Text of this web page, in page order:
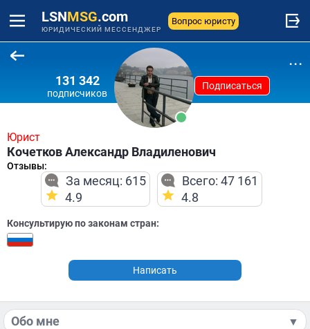
LSNMSG.com
ЮРИДИЧЕСКИЙ МЕССЕНДЖЕР
Вопрос юристу
131 342
подписчиков
Подписаться
...
Юрист
Кочетков Александр Владиленович
Отзывы:
За месяц: 615
4.9
Всего: 47 161
4.8
Консультирую по законам стран:
Написать
Обо мне ▼